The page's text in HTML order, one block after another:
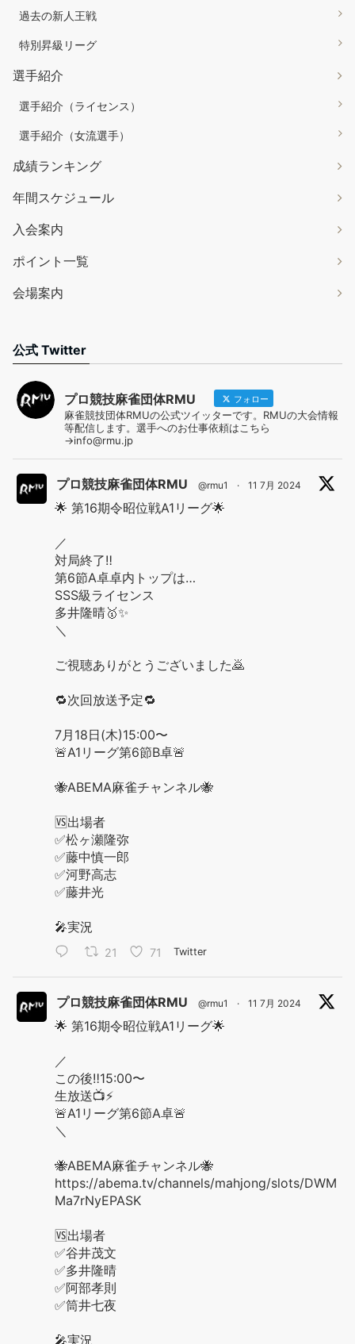
過去の新人王戦
特別昇級リーグ
選手紹介
選手紹介（ライセンス）
選手紹介（女流選手）
成績ランキング
年間スケジュール
入会案内
ポイント一覧
会場案内
公式 Twitter
プロ競技麻雀団体RMU フォロー
麻雀競技団体RMUの公式ツイッターです。RMUの大会情報
等配信します。選手へのお仕事依頼はこちら
→info@rmu.jp
プロ競技麻雀団体RMU @rmu1 · 11 7月 2024
🌟 第16期令昭位戦A1リーグ🌟
／
対局終了‼️
第6節A卓卓内トップは…
SSS級ライセンス
多井隆晴🥇✨
＼
ご視聴ありがとうございました🙇
🔁次回放送予定🔁
7月18日(木)15:00〜
🚨A1リーグ第6節B卓🚨
🐝ABEMA麻雀チャンネル🐝
🆚出場者
✅松ヶ瀬隆弥
✅藤中慎一郎
✅河野高志
✅藤井光
🎤実況
21 71 Twitter
プロ競技麻雀団体RMU @rmu1 · 11 7月 2024
🌟 第16期令昭位戦A1リーグ🌟
／
この後‼️15:00〜
生放送📺⚡️
🚨A1リーグ第6節A卓🚨
＼
🐝ABEMA麻雀チャンネル🐝
https://abema.tv/channels/mahjong/slots/DWM
Ma7rNyEPASK
🆚出場者
✅谷井茂文
✅多井隆晴
✅阿部孝則
✅筒井七夜
🎤実況